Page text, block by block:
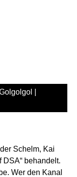
Schelm, Kai
DSA“ behandelt.
. Wer den Kanal